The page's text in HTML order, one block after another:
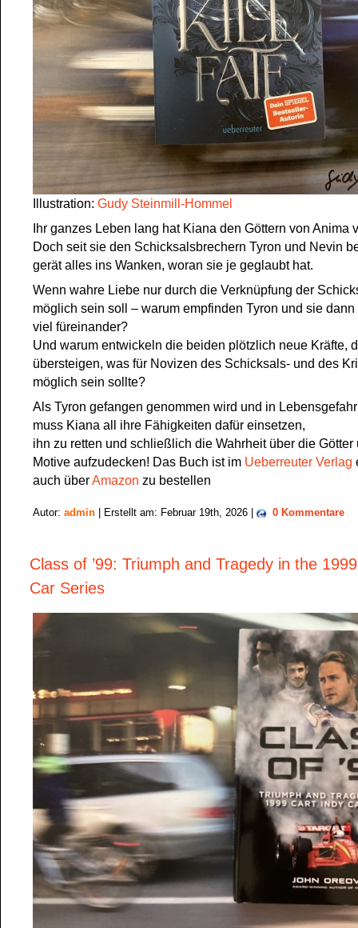
Illustration: Gudy Steinmill-Hommel
Ihr ganzes Leben lang hat Kiana den Göttern von Anima
Doch seit sie den Schicksalsbrechern Tyron und Nevin
gerät alles ins Wanken, woran sie je geglaubt hat.
Wenn wahre Liebe nur durch die Verknüpfung der
möglich sein soll – warum empfinden Tyron und sie dann
viel füreinander?
Und warum entwickeln die beiden plötzlich neue Kräfte,
übersteigen, was für Novizen des Schicksals- und des
möglich sein sollte?
Als Tyron gefangen genommen wird und in
muss Kiana all ihre Fähigkeiten dafür einsetzen,
ihn zu retten und schließlich die Wahrheit über die Götter
Motive aufzudecken! Das Buch ist im Ueberreuter Verlag
auch überAmazon zu bestellen
Autor: admin | Erstellt am: Februar 19th, 2026 | 0 Kommentare
Class of ’99: Triumph and Tragedy in the
Car Series